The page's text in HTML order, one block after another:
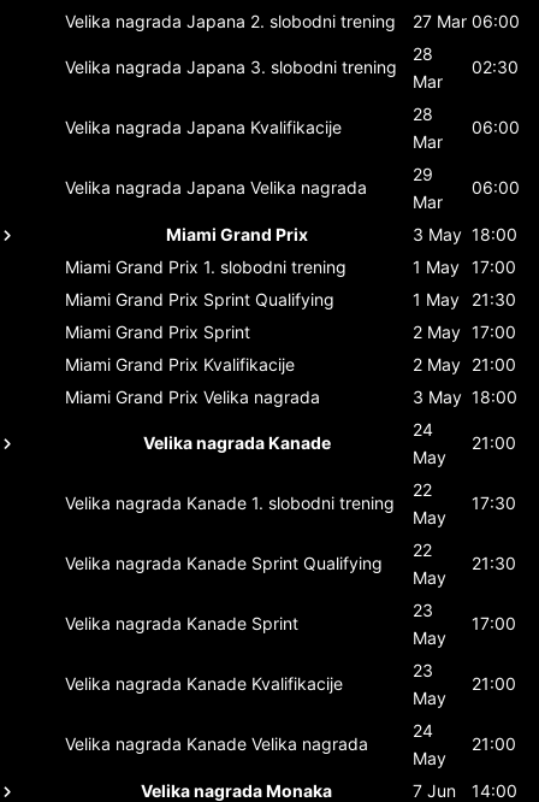
Velika nagrada Japana 2. slobodni trening 27 Mar 06:00
Velika nagrada Japana 3. slobodni trening
28
Mar
02:30
Velika nagrada Japana Kvalifikacije
28
Mar
06:00
Velika nagrada Japana Velika nagrada
29
Mar
06:00
Miami Grand Prix 3 May 18:00
Miami Grand Prix 1. slobodni trening 1 May 17:00
Miami Grand Prix Sprint Qualifying 1 May
21:30
Miami Grand Prix Sprint 2 May 17:00
Miami Grand Prix Kvalifikacije 2 May 21:00
Miami Grand Prix Velika nagrada 3 May 18:00
Velika nagrada Kanade
24
May
21:00
Velika nagrada Kanade 1. slobodni trening
22
May
17:30
Velika nagrada Kanade Sprint Qualifying
22
May
21:30
Velika nagrada Kanade Sprint
23
May
17:00
Velika nagrada Kanade Kvalifikacije
23
May
21:00
Velika nagrada Kanade Velika nagrada
24
May
21:00
Velika nagrada Monaka 7 Jun
14:00